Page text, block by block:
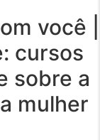
você |
cursos
sobre a
mulher